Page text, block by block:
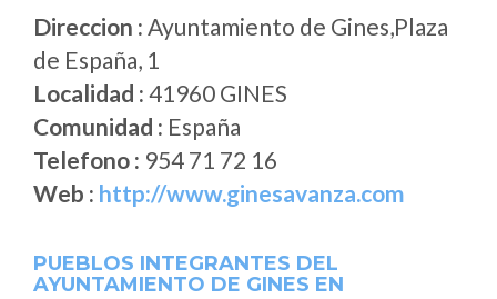
Direccion : Ayuntamiento de Gines,Plaza
de España, 1
Localidad : 41960 GINES
Comunidad : España
Telefono : 954 71 72 16
Web : http://www.ginesavanza.com
PUEBLOS INTEGRANTES DEL
AYUNTAMIENTO DE GINES EN